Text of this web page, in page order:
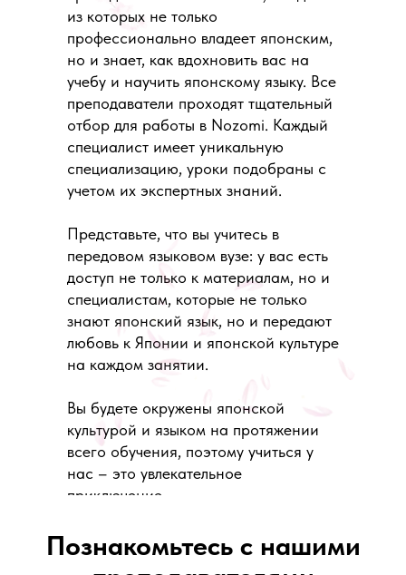
из которых не только
профессионально владеет японским,
но и знает, как вдохновить вас на
учебу и научить японскому языку. Все
преподаватели проходят тщательный
отбор для работы в Nozomi. Каждый
специалист имеет уникальную
специализацию, уроки подобраны с
учетом их экспертных знаний.
Представьте, что вы учитесь в
передовом языковом вузе: у вас есть
доступ не только к материалам, но и
специалистам, которые не только
знают японский язык, но и передают
любовь к Японии и японской культуре
на каждом занятии.
Вы будете окружены японской
культурой и языком на протяжении
всего обучения, поэтому учиться у
нас – это увлекательное
приключение.
Познакомьтесь с нашими